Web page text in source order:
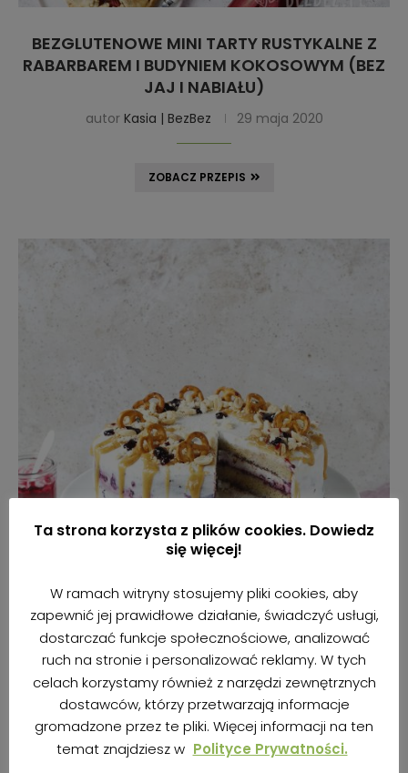
BEZGLUTENOWE MINI TARTY RUSTYKALNE Z
RABARBAREM I BUDYNIEM KOKOSOWYM (BEZ
JAJ I NABIAŁU)
autor Kasia | BezBez 29 maja 2020
ZOBACZ PRZEPIS
Ta strona korzysta z plików cookies. Dowiedz
się więcej!
W ramach witryny stosujemy pliki cookies, aby
zapewnić jej prawidłowe działanie, świadczyć usługi,
dostarczać funkcje społecznościowe, analizować
ruch na stronie i personalizować reklamy. W tych
celach korzystamy również z narzędzi zewnętrznych
dostawców, którzy przetwarzają informacje
gromadzone przez te pliki. Więcej informacji na ten
temat znajdziesz w Polityce Prywatności.